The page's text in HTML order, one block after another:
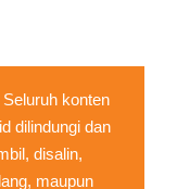
Seluruh konten
dilindungi dan
disalin,
maupun